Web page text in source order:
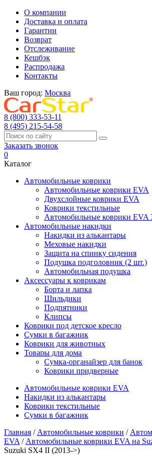
О компании
Доставка и оплата
Гарантии
Возврат
Отслеживание
Кешбэк
Распродажа
Контакты
Ваш город: Москва
8 (800) 333-53-11
8 (495) 215-54-58
Заказать звонок
0
Каталог
Автомобильные коврики
Автомобильные коврики EVA
Двухслойные коврики EVA
Коврики текстильные
Автомобильные коврики EVA
Автомобильные накидки
Накидки из алькантары
Меховые накидки
Защита на спинку сидения
Подушка подголовник (2 шт.)
Автомобильная подушка
Аксессуары к коврикам
Борта и лапка
Шильдики
Подпятники
Клипсы
Коврики под детское кресло
Сумки в багажник
Коврики для животных
Товары для дома
Сумка-органайзер для банок
Коврики придверные
Автомобильные коврики EVA
Накидки из алькантары
Коврики текстильные
Сумки в багажник
Главная / Автомобильные коврики /
EVA / Автомобильные коврики EVA на
Suzuki SX4 II (2013->)